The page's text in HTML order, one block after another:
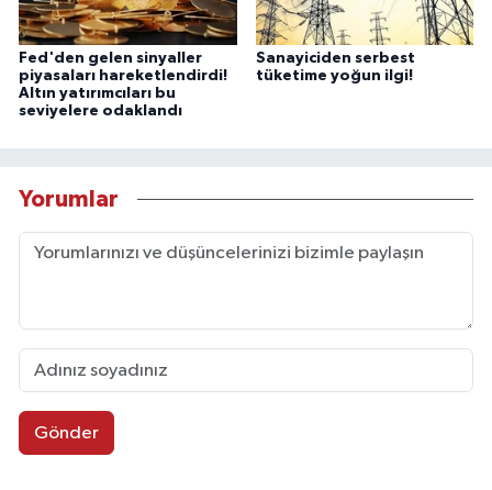
Fed'den gelen sinyaller
piyasaları hareketlendirdi!
Altın yatırımcıları bu
seviyelere odaklandı
Sanayiciden serbest
tüketime yoğun ilgi!
Yorumlar
Gönder